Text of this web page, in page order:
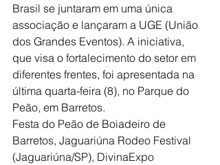
Brasil se juntaram em uma única
associação e lançaram a UGE (União
dos Grandes Eventos). A iniciativa,
que visa o fortalecimento do setor em
diferentes frentes, foi apresentada na
última quarta-feira (8), no Parque do
Peão, em Barretos.
Festa do Peão de Boiadeiro de
Barretos, Jaguariúna Rodeo Festival
(Jaguariúna/SP), DivinaExpo